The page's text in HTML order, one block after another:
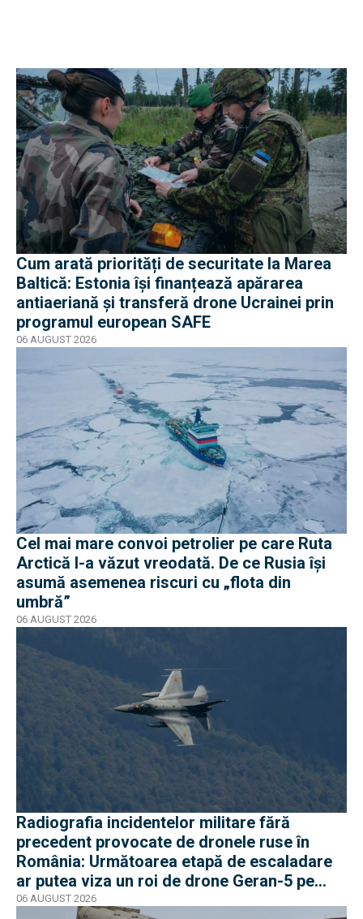
Cum arată priorități de securitate la Marea
Baltică: Estonia își finanțează apărarea
antiaeriană și transferă drone Ucrainei prin
programul european SAFE
06 AUGUST 2026
Cel mai mare convoi petrolier pe care Ruta
Arctică l-a văzut vreodată. De ce Rusia își
asumă asemenea riscuri cu „flota din
umbră”
06 AUGUST 2026
Radiografia incidentelor militare fără
precedent provocate de dronele ruse în
România: Următoarea etapă de escaladare
ar putea viza un roi de drone Geran-5 pe
direcția Galați-Reni
06 AUGUST 2026